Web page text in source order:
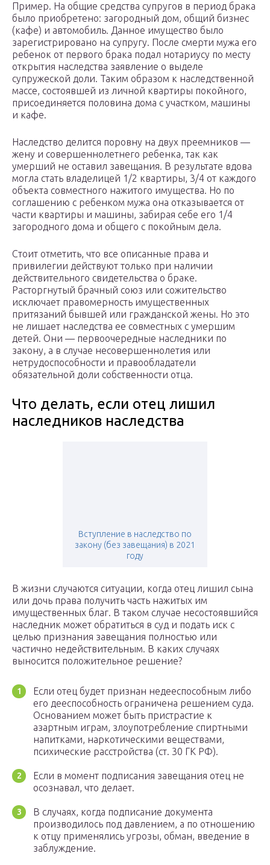
Пример. На общие средства супругов в период брака
было приобретено: загородный дом, общий бизнес
(кафе) и автомобиль. Данное имущество было
зарегистрировано на супругу. После смерти мужа его
ребенок от первого брака подал нотариусу по месту
открытия наследства заявление о выделе
супружеской доли. Таким образом к наследственной
массе, состоявшей из личной квартиры покойного,
присоединяется половина дома с участком, машины
и кафе.
Наследство делится поровну на двух преемников —
жену и совершеннолетнего ребенка, так как
умерший не оставил завещания. В результате вдова
могла стать владелицей 1/2 квартиры, 3/4 от каждого
объекта совместного нажитого имущества. Но по
соглашению с ребенком мужа она отказывается от
части квартиры и машины, забирая себе его 1/4
загородного дома и общего с покойным дела.
Стоит отметить, что все описанные права и
привилегии действуют только при наличии
действительного свидетельства о браке.
Расторгнутый брачный союз или сожительство
исключает правомерность имущественных
притязаний бывшей или гражданской жены. Но это
не лишает наследства ее совместных с умершим
детей. Они — первоочередные наследники по
закону, а в случае несовершеннолетия или
нетрудоспособности и правообладатели
обязательной доли собственности отца.
Что делать, если отец лишил
наследников наследства
Вступление в наследство по
закону (без завещания) в 2021
году
В жизни случаются ситуации, когда отец лишил сына
или дочь права получить часть нажитых им
имущественных благ. В таком случае несостоявшийся
наследник может обратиться в суд и подать иск с
целью признания завещания полностью или
частично недействительным. В каких случаях
выносится положительное решение?
Если отец будет признан недееспособным либо
его дееспособность ограничена решением суда.
Основанием может быть пристрастие к
азартным играм, злоупотребление спиртными
напитками, наркотическими веществами,
психические расстройства (ст. 30 ГК РФ).
Если в момент подписания завещания отец не
осознавал, что делает.
В случаях, когда подписание документа
производилось под давлением, а по отношению
к отцу применялись угрозы, обман, введение в
заблуждение.